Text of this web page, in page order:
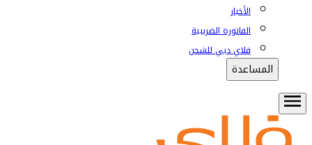
الأخبار
الفاتورة الضريبية
فلاي دبي للشحن
المساعدة